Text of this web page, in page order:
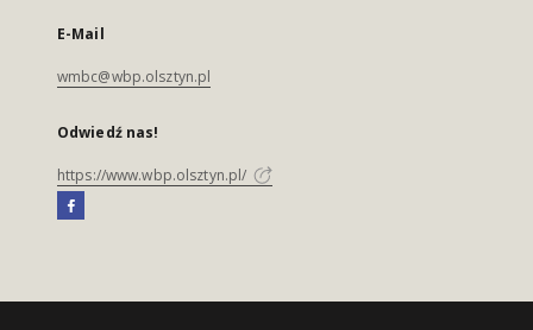
E-Mail
wmbc@wbp.olsztyn.pl
Odwiedź nas!
https://www.wbp.olsztyn.pl/